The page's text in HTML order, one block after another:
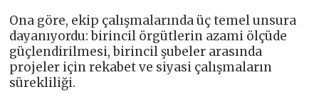
Ona göre, ekip çalışmalarında üç temel unsura
dayanıyordu: birincil örgütlerin azami ölçüde
güçlendirilmesi, birincil şubeler arasında
projeler için rekabet ve siyasi çalışmaların
sürekliliği.